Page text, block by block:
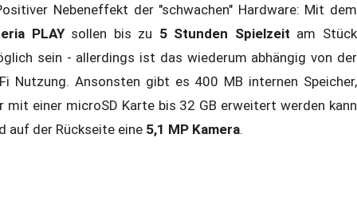
Nebeneffekt der "schwachen" Hardware: Mit dem
PLAYsollen bis zu 5 Stunden Spielzeit am Stück
sein - allerdings ist das wiederum abhängig von der
Nutzung. Ansonsten gibt es 400 MB internen Speicher,
mit einer microSD Karte bis 32 GB erweitert werden kann
auf der Rückseite eine 5,1 MP Kamera.